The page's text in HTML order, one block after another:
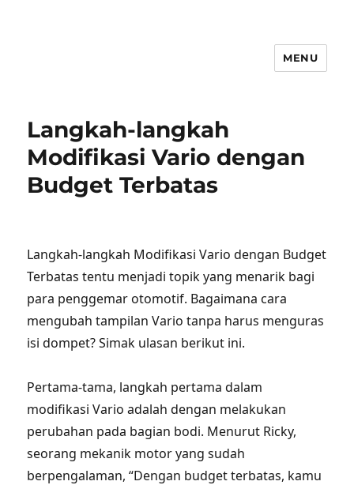
MENU
Langkah-langkah
Modifikasi Vario dengan
Budget Terbatas
Langkah-langkah Modifikasi Vario dengan Budget
Terbatas tentu menjadi topik yang menarik bagi
para penggemar otomotif. Bagaimana cara
mengubah tampilan Vario tanpa harus menguras
isi dompet? Simak ulasan berikut ini.
Pertama-tama, langkah pertama dalam
modifikasi Vario adalah dengan melakukan
perubahan pada bagian bodi. Menurut Ricky,
seorang mekanik motor yang sudah
berpengalaman, “Dengan budget terbatas, kamu